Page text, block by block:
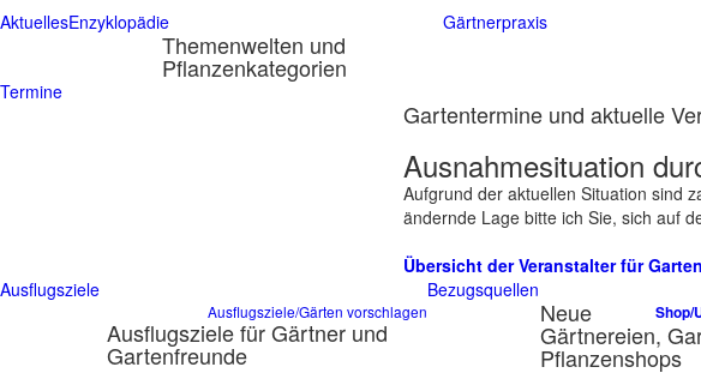
AktuellesEnzyklopädie
Themenwelten und
Pflanzenkategorien
Gärtnerpraxis
Termine
Gartentermine und aktuelle
Ausnahmesituation
Aufgrund der aktuellen Situation sind
ändernde Lage bitte ich Sie, sich auf
Übersicht der Veranstalter für
Ausflugsziele
Ausflugsziele/Gärten vorschlagen
Ausflugsziele für Gärtner und
Gartenfreunde
Bezugsquellen
Shop/
Neue
Gärtnereien,
Pflanzenshops